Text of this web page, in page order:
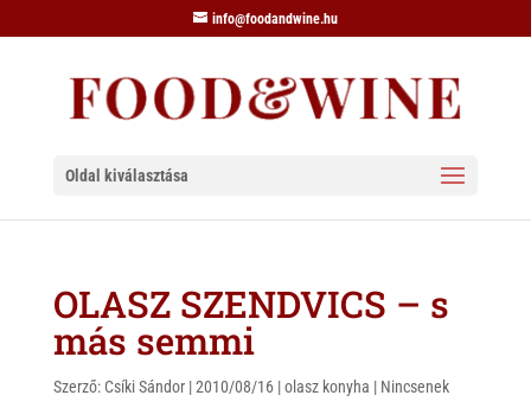
info@foodandwine.hu
Oldal kiválasztása
OLASZ SZENDVICS – s
más semmi
Szerző: Csíki Sándor|2010/08/16|olasz konyha | Nincsenek